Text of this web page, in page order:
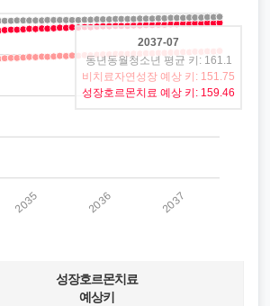
2037
2036
2035
2037-07
동년동월청소년 평균 키: 161.1
비치료자연성장 예상 키: 151.75
성장호르몬치료 예상 키: 159.46
성장호르몬치료
예상키